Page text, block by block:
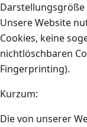
Unsere Website
Cookies, keine
nichtlöschbaren
Fingerprinting).
Kurzum:
Die von unserer